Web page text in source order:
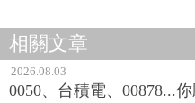
相關文章
2026.08.03
0050、台積電、00878...